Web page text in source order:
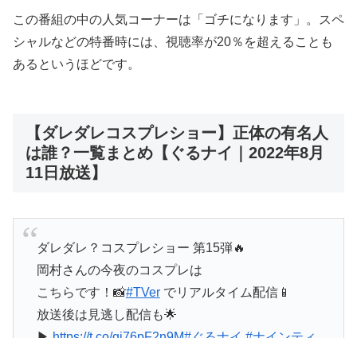
この番組の中の人気コーナーは「ゴチになります」。スペ
シャルなどの特番時には、視聴率が20％を超えることも
あるというほどです。
【ダレダレコスプレショー】正体の有名人
は誰？一覧まとめ【ぐるナイ｜2022年8月
11日放送】
ダレダレ？コスプレショー 第15弾🔥
岡村さんの今夜のコスプレは
こちらです！📸#TVerでリアルタイム配信📱
放送後は見逃し配信も🌟